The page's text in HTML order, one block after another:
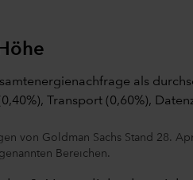
von Goldman Sachs Stand 28.
Bereichen.